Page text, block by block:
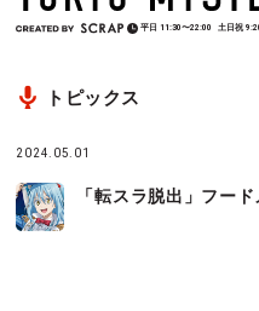
平日 11:30〜22:00 土日祝
トピックス
2024.05.01
「転スラ脱出」フー